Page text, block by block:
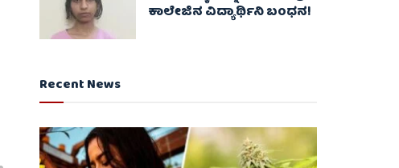
ಕಾಲೇಜಿನ ವಿದ್ಯಾರ್ಥಿನಿ ಬಂಧನ!
Recent News